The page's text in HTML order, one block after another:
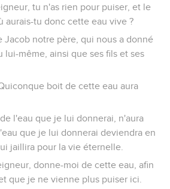
tu n'as rien pour puiser, et le
aurais-tu donc cette eau vive ?
Jacob notre père, qui nous a donné
lui-même, ainsi que ses fils et ses
boit de cette eau aura
l'eau que je lui donnerai, n'aura
que je lui donnerai deviendra en
jaillira pour la vie éternelle.
donne-moi de cette eau, afin
que je ne vienne plus puiser ici.